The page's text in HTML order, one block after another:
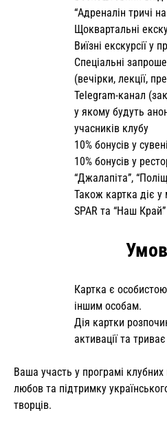
“Адреналін тричі
Щоквартальні
Виїзні екскурсії у
Спеціальні
(вечірки, лекції,
Telegram-канал
у якому будуть
учасників клубу
10% бонусів у
10% бонусів у
“Джалапіта”,
Також картка діє
SPAR та “Наш Край”
Картка є
іншим особам.
Дія картки
активації та
Ваша участь у програмі
любов та підтримку
творців.